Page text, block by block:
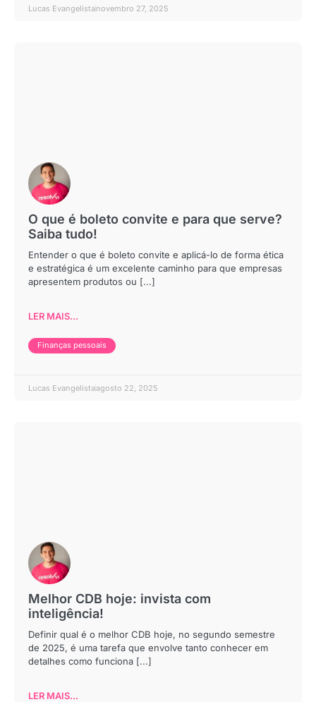
Lucas Evangelistanovembro 27, 2025
O que é boleto convite e para que serve?
Saiba tudo!
Entender o que é boleto convite e aplicá-lo de forma ética
e estratégica é um excelente caminho para que empresas
apresentem produtos ou [...]
LER MAIS...
Finanças pessoais
Lucas Evangelistaagosto 22, 2025
Melhor CDB hoje: invista com
inteligência!
Definir qual é o melhor CDB hoje, no segundo semestre
de 2025, é uma tarefa que envolve tanto conhecer em
detalhes como funciona [...]
LER MAIS...